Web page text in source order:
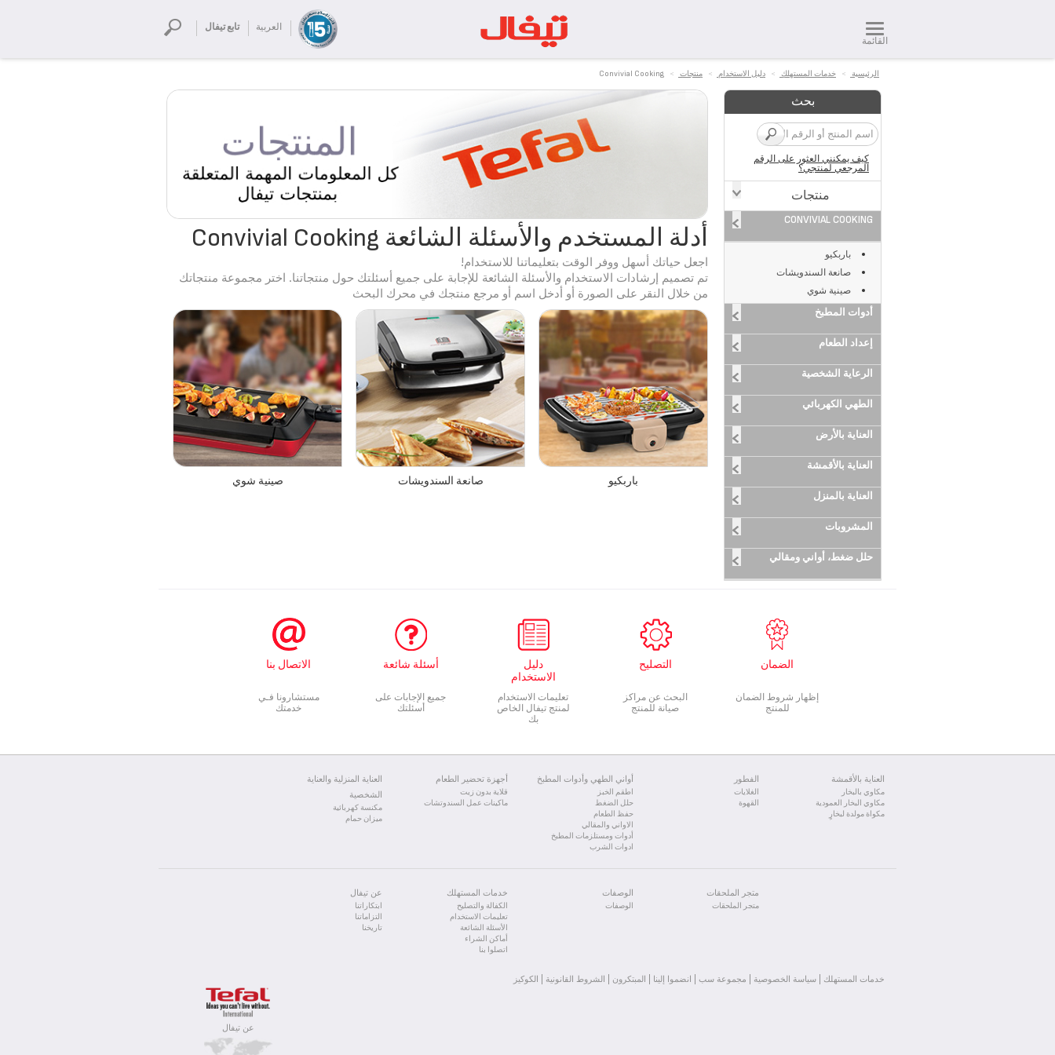
القائمة
العربية تابع تيفال
الرئيسية > خدمات المستهلك > دليل الاستخدام > منتجات >
Convivial Cooking
بحث
كيف يمكنني العثور على الرقم
المرجعي لمنتجي؟
منتجات
CONVIVIAL COOKING
باربكيو
صانعة السندويشات
صينية شوي
أدوات المطبخ
إعداد الطعام
الرعاية الشخصية
الطهي الكهربائي
العناية بالأرض
العناية بالأقمشة
العناية بالمنزل
المشروبات
حلل ضغط، أواني ومقالي
أدلة المستخدم والأسئلة الشائعة Convivial Cooking
اجعل حياتك أسهل ووفر الوقت بتعليماتنا للاستخدام!
تم تصميم إرشادات الاستخدام والأسئلة الشائعة للإجابة على جميع أسئلتك حول منتجاتنا. اختر مجموعة منتجاتك
من خلال النقر على الصورة أو أدخل اسم أو مرجع منتجك في محرك البحث
باربكيو صانعة السندويشات صينية شوي
الضمان
إظهار شروط الضمان
للمنتج
التصليح
البحث عن مراكز
صيانة للمنتج
دليل
الاستخدام
تعليمات الاستخدام
لمنتج تيفال الخاص
بك
أسئلة شائعة
جميع الإجابات على
أسئلتك
الاتصال بنا
مستشارونا فـي
خدمتك
العناية بالأقمشة
مكاوي بالبخار
مكاوي البخار العمودية
مكواة مولدة لبخارٍ
الفطور
الغلايات
القهوة
أواني الطهي وأدوات المطبخ
اطقم الخبز
حلل الضغط
حفظ الطعام
الاواني والمقالي
أدوات ومستلزمات المطبخ
ادوات الشرب
أجهزة تحضير الطعام
قلاية بدون زيت
ماكينات عمل السندوتشات
العناية المنزلية والعناية
الشخصية
مكنسة كهربائية
ميزان حمام
متجر الملحقات
متجر الملحقات
الوصفات
الوصفات
خدمات المستهلك
الكفالة والتصليح
تعليمات الاستخدام
الأسئلة الشائعة
أماكن الشراء
اتصلوا بنا
عن تيفال
ابتكاراتنا
التزاماتنا
تاريخنا
خدمات المستهلك سياسة الخصوصية مجموعة سب انضموا إلينا المبتكرون الشروط القانونية الكوكيز
عن تيفال